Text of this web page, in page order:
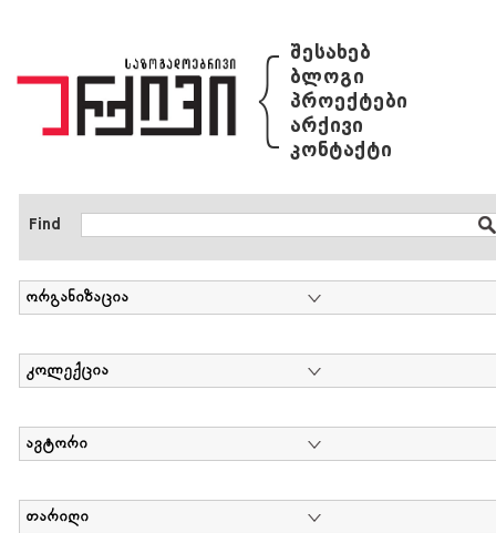
{ შესახებ
ბლოგი
პროექტები
არქივი
კონტაქტი
Find
ორგანიზაცია
კოლექცია
ავტორი
თარიღი